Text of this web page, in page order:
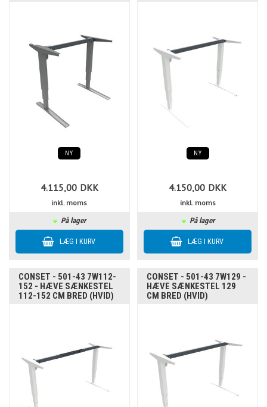
NY
4.115,00 DKK
inkl. moms
På lager
NY
4.150,00 DKK
inkl. moms
På lager
CONSET - 501-43 7W112-
152 - HÆVE SÆNKESTEL
112-152 CM BRED (HVID)
CONSET - 501-43 7W129 -
HÆVE SÆNKESTEL 129
CM BRED (HVID)